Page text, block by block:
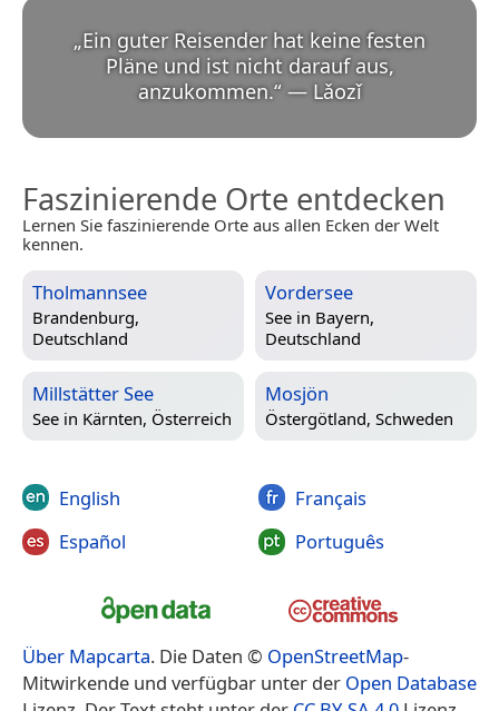
„Ein guter Reisender hat keine festen
Pläne und ist nicht darauf aus,
anzukommen.“ — Lǎozǐ
Faszinierende Orte entdecken
Lernen Sie faszinierende Orte aus allen Ecken der Welt
kennen.
Tholmannsee
Brandenburg,
Deutschland
Vordersee
See in Bayern,
Deutschland
Millstätter See
See in Kärnten, Österreich
Mosjön
Östergötland, Schweden
English
Español
Français
Português
Über Mapcarta. Die Daten © OpenStreetMap-
Mitwirkende und verfügbar unter der Open Database